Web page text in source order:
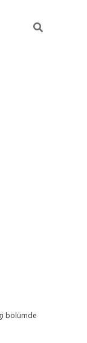
bölümde